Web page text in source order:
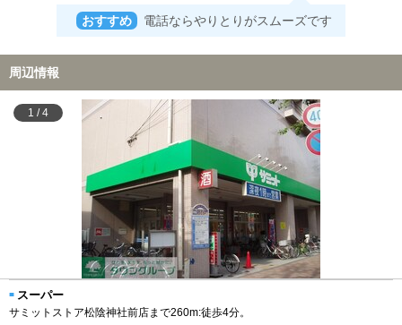
おすすめ 電話ならやりとりがスムーズです
周辺情報
1 /4
スーパー
サミットストア松陰神社前店まで260m:徒歩4分。